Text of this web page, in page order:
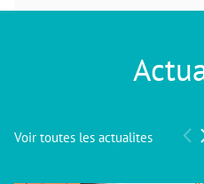
Voir toutes les actualites